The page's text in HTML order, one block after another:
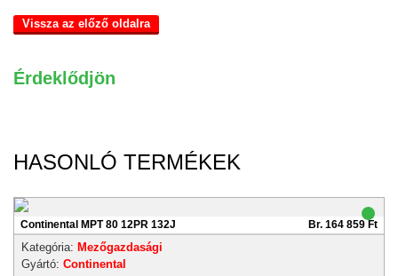
Vissza az előző oldalra
Érdeklődjön
HASONLÓ TERMÉKEK
Continental MPT 80 12PR 132J Br. 164 859 Ft
Kategória: Mezőgazdasági
Gyártó: Continental